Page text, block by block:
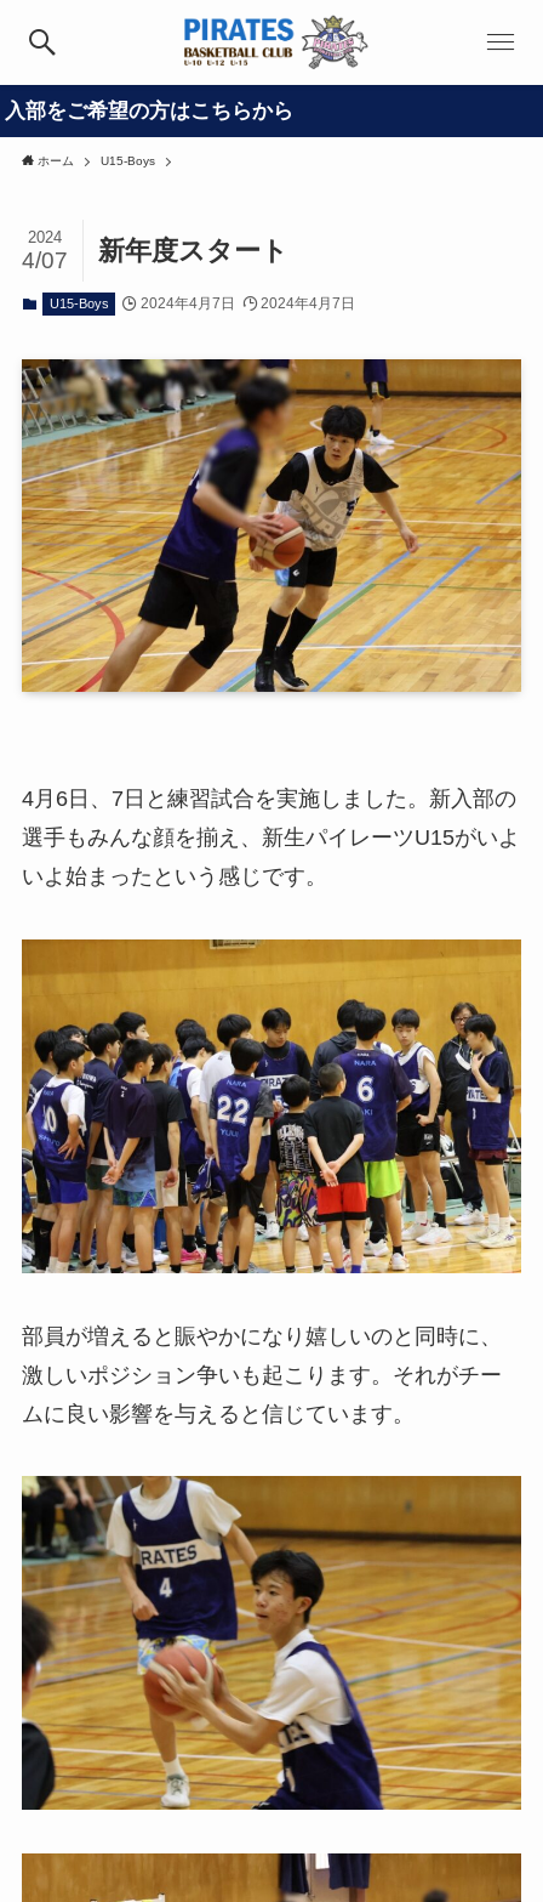
の方はこちらから
ホーム U15-Boys
新年度スタート
2024
4/07
U15-Boys 2024年4月7日 2024年4月7日
4月6日、7日と練習試合を実施しました。新入部の
選手もみんな顔を揃え、新生パイレーツU15がいよ
いよ始まったという感じです。
部員が増えると賑やかになり嬉しいのと同時に、
激しいポジション争いも起こります。それがチー
ムに良い影響を与えると信じています。